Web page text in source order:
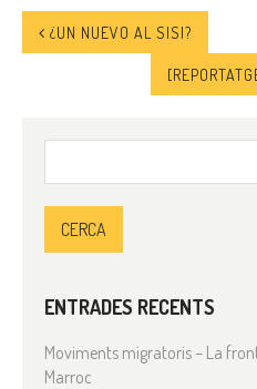
¿UN NUEVO AL SISI?
ENTRADES RECENTS
Moviments migratoris – La
Marroc